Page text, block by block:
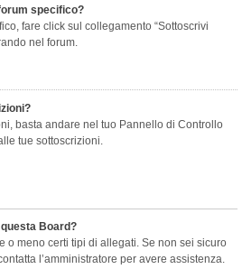
specifico?
fare click sul collegamento “Sottoscrivi
nel forum.
basta andare nel tuo Pannello di Controllo
tue sottoscrizioni.
Board?
o meno certi tipi di allegati. Se non sei sicuro
l’amministratore per avere assistenza.